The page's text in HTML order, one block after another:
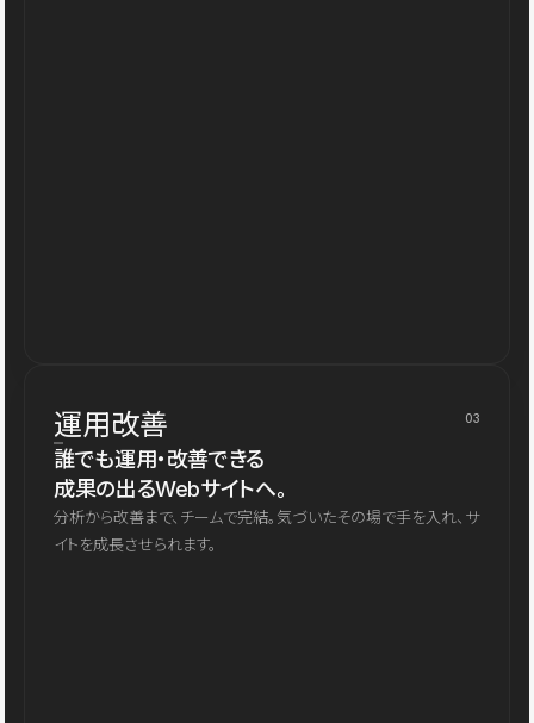
運用改善 03
誰でも運用・改善できる
成果の出るWebサイトへ。
分析から改善まで、チームで完結。気づいたその場で手を入れ、サ
イトを成長させられます。